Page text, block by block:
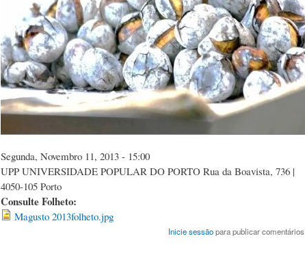
Segunda, Novembro 11, 2013 - 15:00
UPP UNIVERSIDADE POPULAR DO PORTO Rua da Boavista, 736 |
4050-105 Porto
Consulte Folheto:
Magusto 2013folheto.jpg
Inicie sessãopara publicar comentários